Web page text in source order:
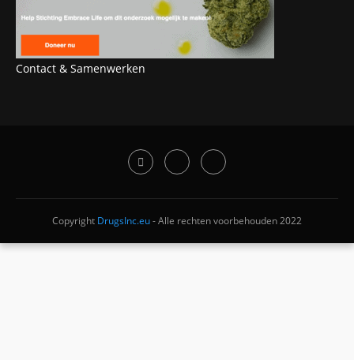
Contact & Samenwerken
Copyright DrugsInc.eu- Alle rechten voorbehouden 2022